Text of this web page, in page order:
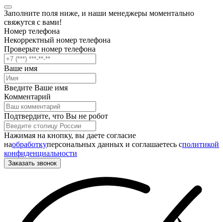
Заполните поля ниже, и наши менеджеры моментально
свяжутся с вами!
Номер телефона
Некорректный номер телефона
Проверьте номер телефона
Ваше имя
Введите Ваше имя
Комментарий
Подтвердите, что Вы не робот
Нажимая на кнопку, вы даете согласие
наобработкуперсональных данных и соглашаетесь cполитикой
конфиденциальности
Заказать звонок